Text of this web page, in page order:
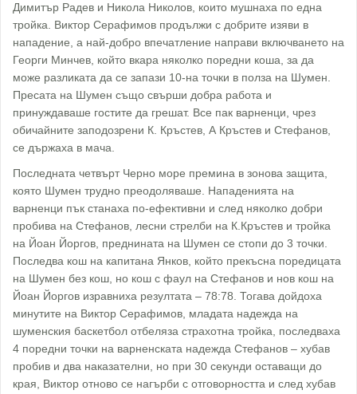
Димитър Радев и Никола Николов, които мушнаха по една
тройка. Виктор Серафимов продължи с добрите изяви в
нападение, а най-добро впечатление направи включването на
Георги Минчев, който вкара няколко поредни коша, за да
може разликата да се запази 10-на точки в полза на Шумен.
Пресата на Шумен също свърши добра работа и
принуждаваше гостите да грешат. Все пак варненци, чрез
обичайните заподозрени К. Кръстев, А Кръстев и Стефанов,
се държаха в мача.
Последната четвърт Черно море премина в зонова защита,
която Шумен трудно преодоляваше. Нападенията на
варненци пък станаха по-ефективни и след няколко добри
пробива на Стефанов, лесни стрелби на К.Кръстев и тройка
на Йоан Йоргов, преднината на Шумен се стопи до 3 точки.
Последва кош на капитана Янков, който прекъсна поредицата
на Шумен без кош, но кош с фаул на Стефанов и нов кош на
Йоан Йоргов изравниха резултата – 78:78. Тогава дойдоха
минутите на Виктор Серафимов, младата надежда на
шуменския баскетбол отбеляза страхотна тройка, последваха
4 поредни точки на варненската надежда Стефанов – хубав
пробив и два наказателни, но при 30 секунди оставащи до
края, Виктор отново се нагърби с отговорността и след хубав